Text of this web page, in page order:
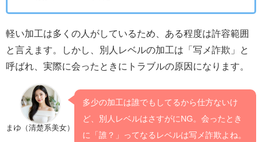
軽い加工は多くの人がしているため、ある程度は許容範囲
と言えます。しかし、別人レベルの加工は「写メ詐欺」と
呼ばれ、実際に会ったときにトラブルの原因になります。
まゆ（清楚系美女）
多少の加工は誰でもしてるから仕方ないけ
ど、別人レベルはさすがにNG。会ったとき
に「誰？」ってなるレベルは写メ詐欺よね。